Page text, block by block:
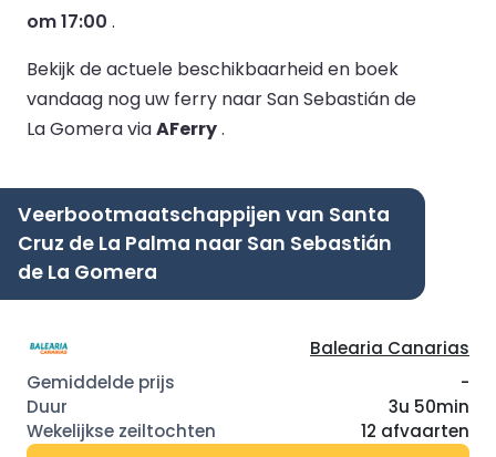
om 17:00 .
Bekijk de actuele beschikbaarheid en boek
vandaag nog uw ferry naar San Sebastián de
La Gomera viaAFerry.
Veerbootmaatschappijen van Santa
Cruz de La Palma naar San Sebastián
de La Gomera
Balearia Canarias
-
3u 50min
12 afvaarten